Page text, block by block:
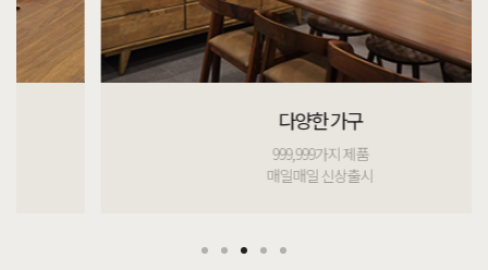
다양한 가구
999,999가지 제품
매일매일 신상출시